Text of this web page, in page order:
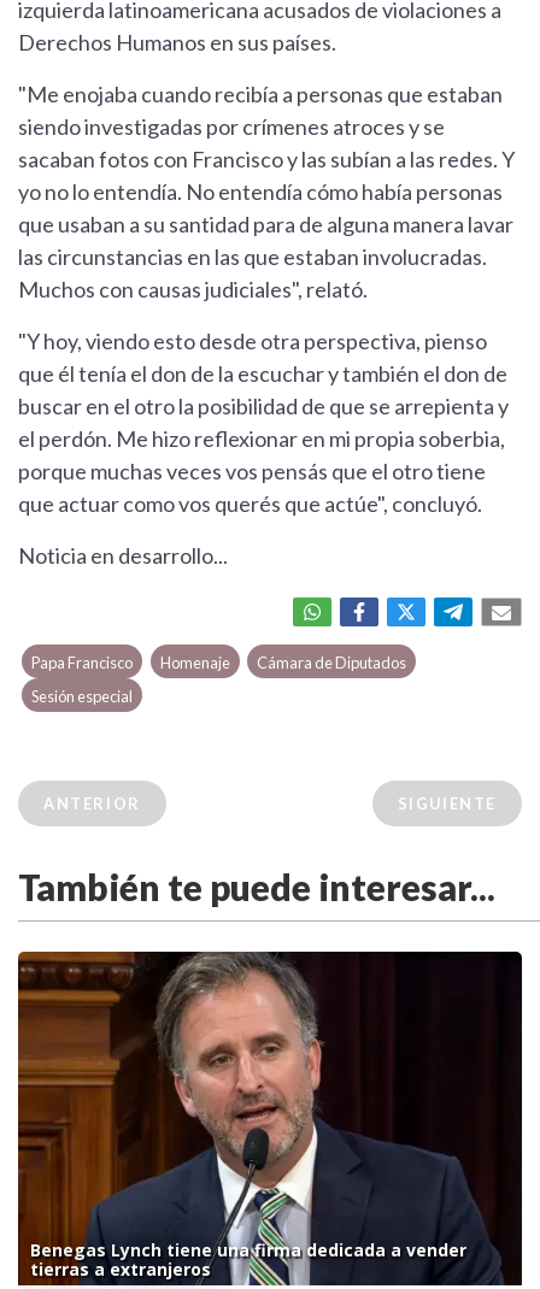
izquierda latinoamericana acusados de violaciones a
Derechos Humanos en sus países.
"Me enojaba cuando recibía a personas que estaban
siendo investigadas por crímenes atroces y se
sacaban fotos con Francisco y las subían a las redes. Y
yo no lo entendía. No entendía cómo había personas
que usaban a su santidad para de alguna manera lavar
las circunstancias en las que estaban involucradas.
Muchos con causas judiciales", relató.
"Y hoy, viendo esto desde otra perspectiva, pienso
que él tenía el don de la escuchar y también el don de
buscar en el otro la posibilidad de que se arrepienta y
el perdón. Me hizo reflexionar en mi propia soberbia,
porque muchas veces vos pensás que el otro tiene
que actuar como vos querés que actúe", concluyó.
Noticia en desarrollo...
Papa Francisco Homenaje
Cámara de Diputados
Sesión especial
ANTERIOR SIGUIENTE
También te puede interesar...
Benegas Lynch tiene una firma dedicada a vender
tierras a extranjeros